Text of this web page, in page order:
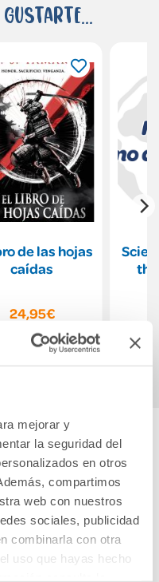
mejorar y
la seguridad del
en otros
compartimos
web con nuestros
sociales, publicidad
combinarla con otra
uso que hayas hecho
gustarte...
de las hojas
caídas
24,95€
Comprar
the
opinión
este producto!
para poder valorarlo